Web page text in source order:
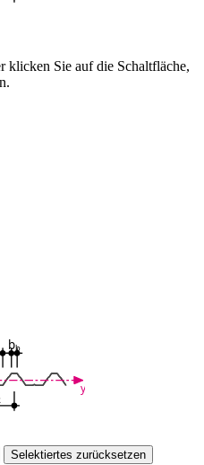
klicken Sie auf die Schaltfläche,
bb
y
Selektiertes zurücksetzen